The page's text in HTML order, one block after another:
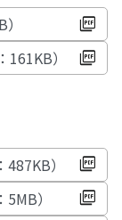
）
）
）